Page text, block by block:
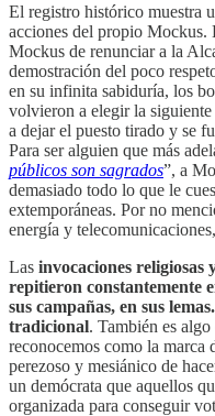
El registro histórico muestra
acciones del propio
Mockus de renunciar a la
demostración del poco
en su infinita sabiduría, los
volvieron a elegir la
a dejar el puesto tirado y se
Para ser alguien que más
públicos son sagrados”, a
demasiado todo lo que le
extemporáneas. Por no
energía y
Las invocaciones religiosas
repitieron constantemente
sus campañas, en sus
tradicional. También es
reconocemos como la
perezoso y mesiánico de
un demócrata que aquellos
organizada para conseguir